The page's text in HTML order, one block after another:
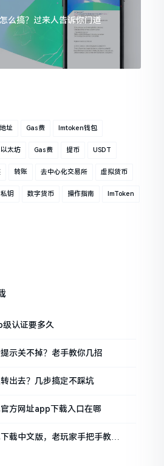
么搞？过来人告诉你门道
址 Gas费 Imtoken钱包
以太坊 Gas费 提币 USDT
转账 去中心化交易所 虚拟货币
私钥 数字货币 操作指南 ImToken
认证要多久
示关不掉？老手教你几招
出去？几步搞定不踩坑
方网址app下载入口在哪
载中文版，老玩家手把手教你